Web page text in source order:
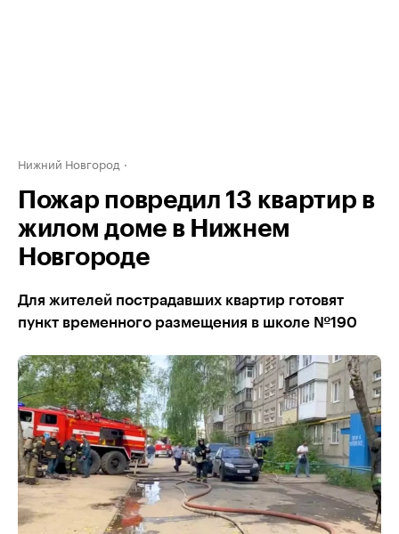
Нижний Новгород
Пожар повредил 13 квартир в
жилом доме в Нижнем
Новгороде
Для жителей пострадавших квартир готовят
пункт временного размещения в школе №190